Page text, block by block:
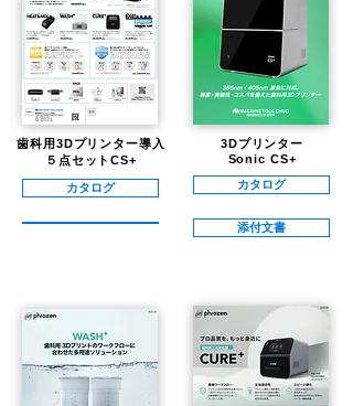
歯科用3Dプリンター導入
５点セットCS+
カタログ
3Dプリンター
Sonic CS+
カタログ
添付文書